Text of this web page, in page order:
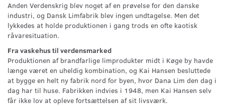
Anden Verdenskrig blev noget af en prøvelse for den danske
industri, og Dansk Limfabrik blev ingen undtagelse. Men det
lykkedes at holde produktionen i gang trods en ofte kaotisk
råvaresituation.
Fra vaskehus til verdensmarked
Produktionen af brandfarlige limprodukter midt i Køge by havde
længe været en uheldig kombination, og Kai Hansen besluttede
at bygge en helt ny fabrik nord for byen, hvor Dana Lim den dag i
dag har til huse. Fabrikken indvies i 1948, men Kai Hansen selv
får ikke lov at opleve fortsættelsen af sit livsværk.